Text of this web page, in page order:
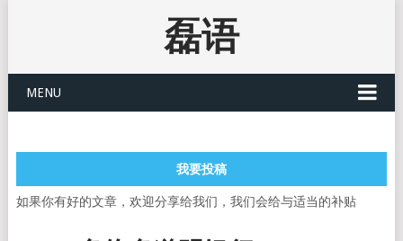
磊语
MENU
我要投稿
如果你有好的文章，欢迎分享给我们，我们会给与适当的补贴